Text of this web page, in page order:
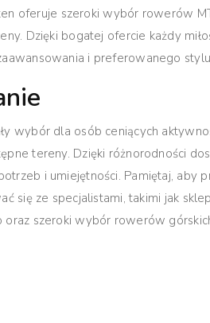
oferuje szeroki wybór rowerów
Dzięki bogatej ofercie każdy
i preferowanego
wybór dla osób ceniących
tereny. Dzięki różnorodności
i umiejętności. Pamiętaj, aby
się ze specjalistami, takimi jak
szeroki wybór rowerów